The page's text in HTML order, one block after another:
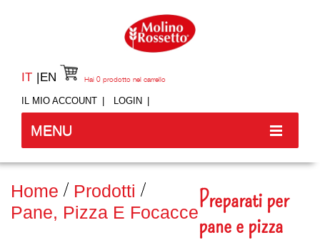
IT EN
IL MIO ACCOUNT LOGIN
Hai 0 prodotto nel carrello
MENU
Home
Prodotti
Pane, Pizza E FocaccePreparati per
pane e pizza